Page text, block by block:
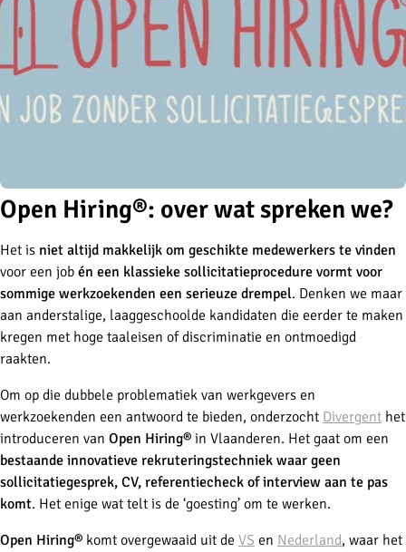
Open Hiring®: over wat spreken we?
Het is niet altijd makkelijk om geschikte medewerkers te vinden
voor een job én een klassieke sollicitatieprocedure vormt voor
sommige werkzoekenden een serieuze drempel. Denken we maar
aan anderstalige, laaggeschoolde kandidaten die eerder te maken
kregen met hoge taaleisen of discriminatie en ontmoedigd
raakten.
Om op die dubbele problematiek van werkgevers en
werkzoekenden een antwoord te bieden, onderzocht Divergent het
introduceren van Open Hiring® in Vlaanderen. Het gaat om een
bestaande innovatieve rekruteringstechniek waar geen
sollicitatiegesprek, CV, referentiecheck of interview aan te pas
komt. Het enige wat telt is de ‘goesting’ om te werken.
Open Hiring® komt overgewaaid uit de VS en Nederland, waar het